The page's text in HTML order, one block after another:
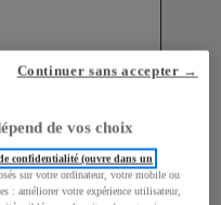
5
de vos choix
confidentialité (ouvre dans un
sur votre ordinateur, votre mobile ou
: améliorer votre expérience utilisateur,
Continuer sans accepter →